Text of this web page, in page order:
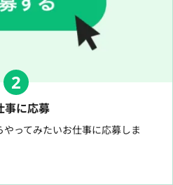
2
事に応募
ってみたいお仕事に応募しま